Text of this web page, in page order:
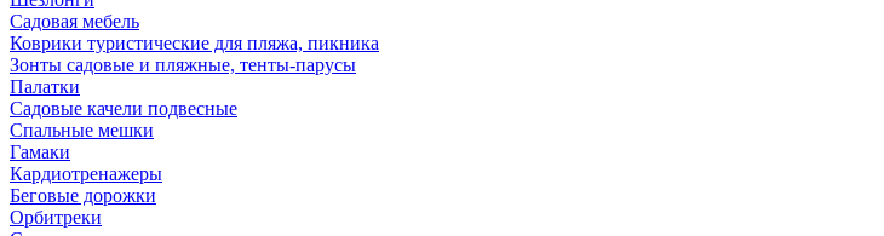
Садовая мебель
Коврики туристические для пляжа, пикника
Зонты садовые и пляжные, тенты-парусы
Палатки
Садовые качели подвесные
Спальные мешки
Гамаки
Кардиотренажеры
Беговые дорожки
Орбитреки